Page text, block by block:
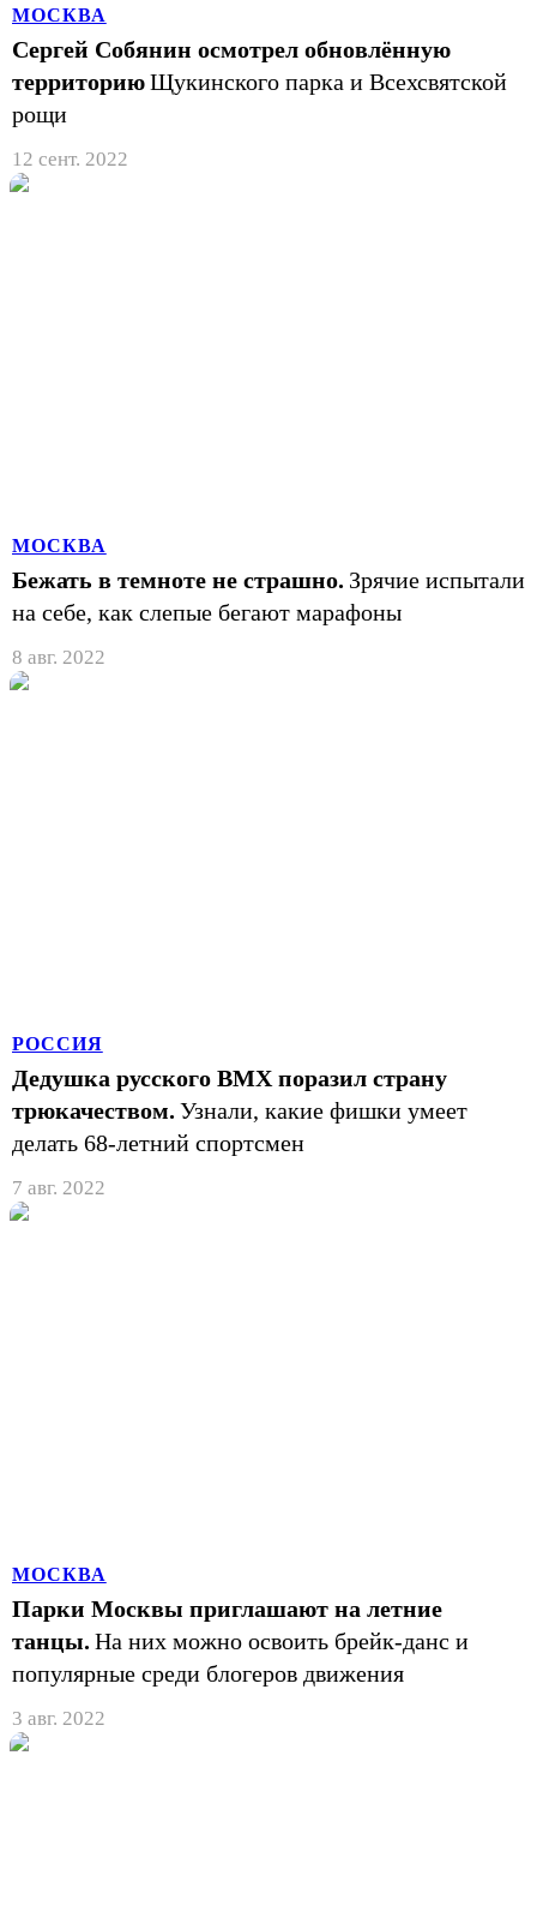
МОСКВА
Сергей Собянин осмотрел обновлённую
территориюЩукинского парка и Всехсвятской
рощи
12 сент. 2022
МОСКВА
Бежать в темноте не страшно. Зрячие испытали
на себе, как слепые бегают марафоны
8 авг. 2022
РОССИЯ
Дедушка русского BMX поразил страну
трюкачеством. Узнали, какие фишки умеет
делать 68-летний спортсмен
7 авг. 2022
МОСКВА
Парки Москвы приглашают на летние
танцы. На них можно освоить брейк-данс и
популярные среди блогеров движения
3 авг. 2022